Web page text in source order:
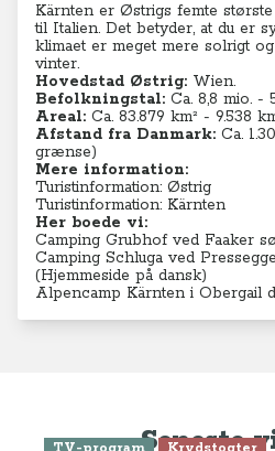
Kärnten er Østrigs femte
til Italien. Det betyder, at du er
klimaet er meget mere solrigt
vinter.
Hovedstad Østrig: Wien.
Befolkningstal: Ca. 8,8 mio. -
Areal: Ca. 83.879 km² - 9.538
Afstand fra Danmark: Ca.
grænse)
Mere information:
Turistinformation: Østrig
Turistinformation: Kärnten
Her boede vi:
Camping Grubhof ved Faaker
Camping Schluga ved
(Hjemmeside på dansk)
Alpencamp Kärnten i Obergail
Seneste